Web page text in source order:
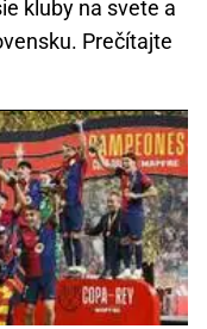
kluby na svete a
Prečítajte